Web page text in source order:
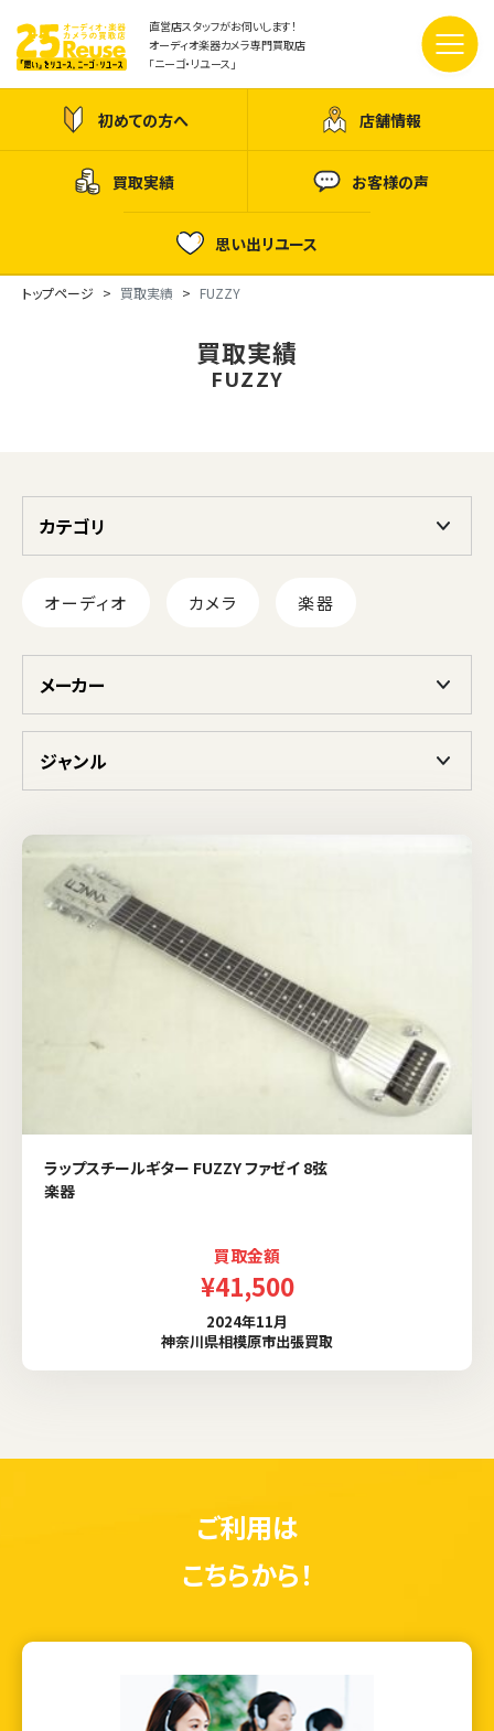
直営店スタッフがお伺いします！
オーディオ楽器カメラ専門買取店
「ニーゴ・リユース」
初めての方へ 店舗情報
買取実績 お客様の声
思い出リユース
トップページ 買取実績 FUZZY
買取実績
FUZZY
カテゴリ
オーディオ カメラ 楽器
メーカー
ジャンル
ラップスチールギター FUZZY ファゼイ 8弦
楽器
買取金額
¥41,500
2024年11月
神奈川県相模原市出張買取
ご利用は
こちらから！